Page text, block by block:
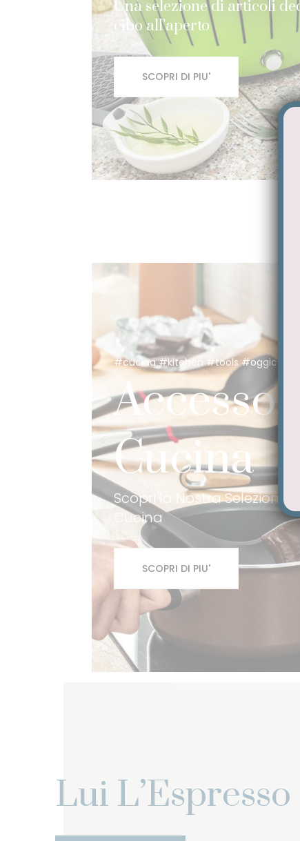
Una selezione di articoli
cibo all’aperto
SCOPRI DI PIU'
#cucina #kitchen #tools
Cucina
Scopri la Nostra Selezione
Cucina
SCOPRI DI PIU'
Lui L’Espresso